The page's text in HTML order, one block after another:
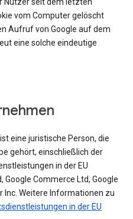
Nutzer seit dem letzten
vom Computer gelöscht
Aufruf von Google auf dem
eine solche eindeutige
eine juristische Person, die
gehört, einschließlich der
in der EU
Google Commerce Ltd, Google
Inc. Weitere Informationen zu
in der EU